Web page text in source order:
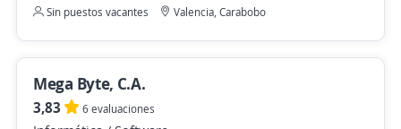
Sin puestos vacantes Valencia, Carabobo
Mega Byte, C.A.
3,83 6 evaluaciones